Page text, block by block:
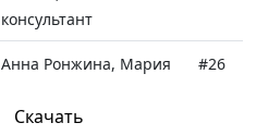
консультант
Анна Ронжина, Мария
консультант
#26
Скачать